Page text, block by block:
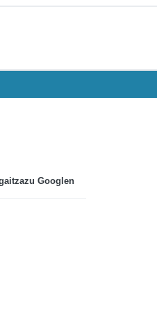
Googlen